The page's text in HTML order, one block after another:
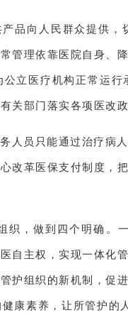
品向人民群众提供
管理依靠医院自身、
立医疗机构正常运
部门落实各项医改
人员只能通过治疗病
改革医保支付制度，
，做到四个明确。
自主权，实现一体化
护组织的新机制，
康素养，让所管护